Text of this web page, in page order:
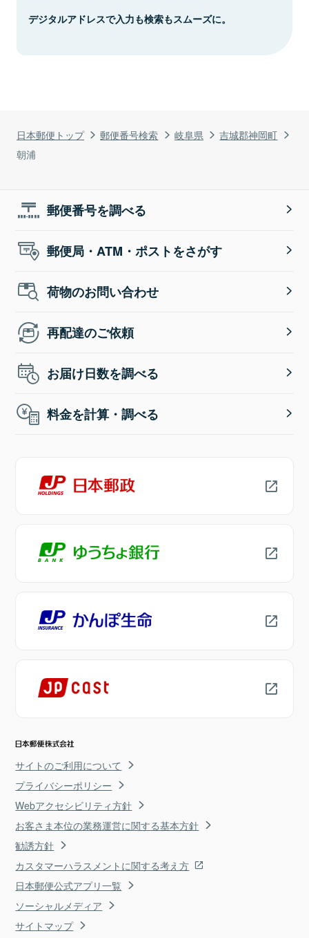
日本郵便トップ 郵便番号検索 岐阜県
吉城郡神岡町
朝浦
デジタルアドレスで入力も検索もスムーズに。
郵便番号を調べる
郵便局・ATM・ポストをさがす
荷物のお問い合わせ
再配達のご依頼
お届け日数を調べる
料金を計算・調べる
サイトのご利用について
プライバシーポリシー
Webアクセシビリティ方針
お客さま本位の業務運営に関する基本方針
勧誘方針
カスタマーハラスメントに関する考え方
日本郵便公式アプリ一覧
ソーシャルメディア
サイトマップ